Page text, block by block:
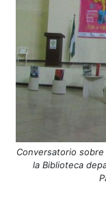
Conversatorio
la Biblioteca